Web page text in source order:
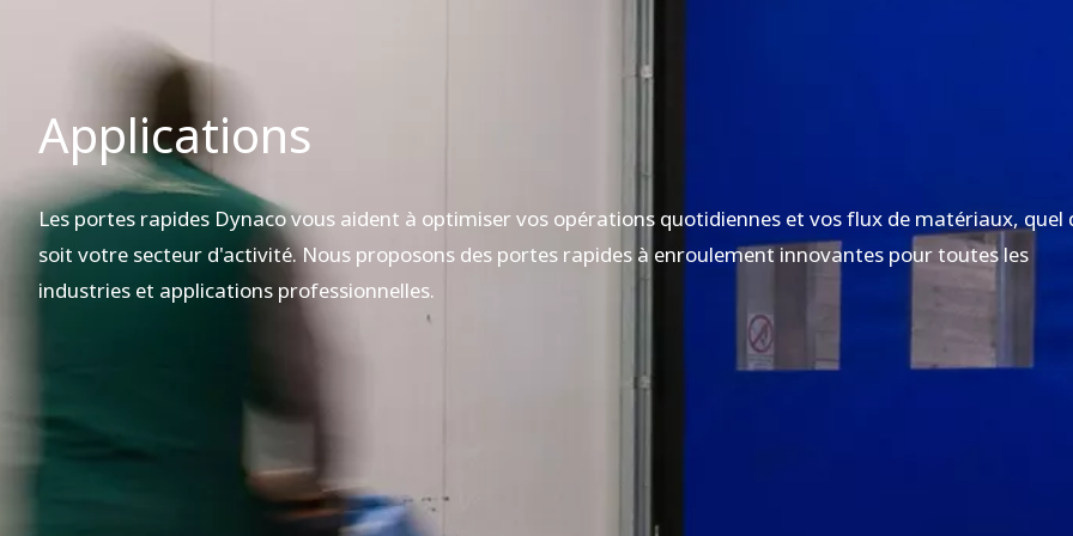
Applications
Les portes rapides Dynaco vous aident à optimiser vos opérations quotidiennes et vos flux de matériaux, quel
soit votre secteur d'activité. Nous proposons des portes rapides à enroulement innovantes pour toutes les
industries et applications professionnelles.